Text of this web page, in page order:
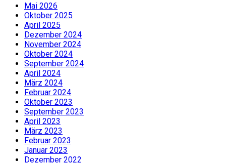
Mai 2026
Oktober 2025
April 2025
Dezember 2024
November 2024
Oktober 2024
September 2024
April 2024
März 2024
Februar 2024
Oktober 2023
September 2023
April 2023
März 2023
Februar 2023
Januar 2023
Dezember 2022